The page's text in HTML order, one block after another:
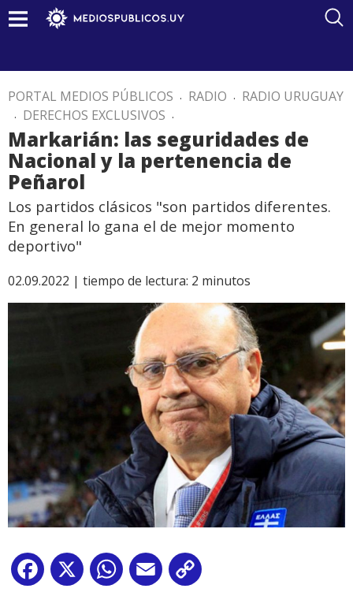
PORTAL MEDIOS PÚBLICOS . RADIO . RADIO URUGUAY
. DERECHOS EXCLUSIVOS .
Markarián: las seguridades de
Nacional y la pertenencia de
Peñarol
Los partidos clásicos "son partidos diferentes.
En general lo gana el de mejor momento
deportivo"
02.09.2022 | tiempo de lectura: 2 minutos
Facebook
X WhatsApp
Email